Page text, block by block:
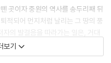
곳이자 중원의 역사를 송두리째 뒤
적되어 먼지처럼 날리는 그 땅의 풍
자의 발걸음을 따라가는 일은, 거대
곡에서 시작되었음을, 역사는 작은
른다는 사실을 깨닫는 과정이다. 변
보기